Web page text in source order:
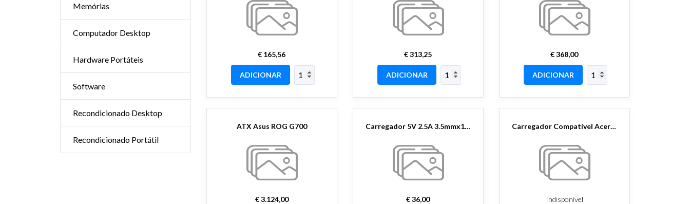
Memórias
Computador Desktop
Hardware Portáteis
Software
Recondicionado Desktop
Recondicionado Portátil
€ 165,56
ADICIONAR
€ 313,25
ADICIONAR
€ 368,00
ADICIONAR
ATX Asus ROG G700
€ 3.124,00
Carregador 5V 2.5A 3.5mmx1.0mm
€ 36,00
Carregador Compatível Acer 19V 2.37A 3.0x1.1
Indisponível